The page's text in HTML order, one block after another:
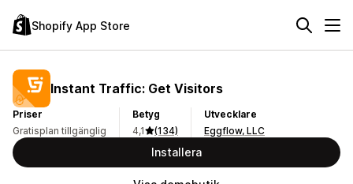
Shopify App Store
Instant Traffic: Get Visitors
Priser
Gratisplan tillgänglig
Betyg
4,1
(134)
Utvecklare
Eggflow, LLC
Installera